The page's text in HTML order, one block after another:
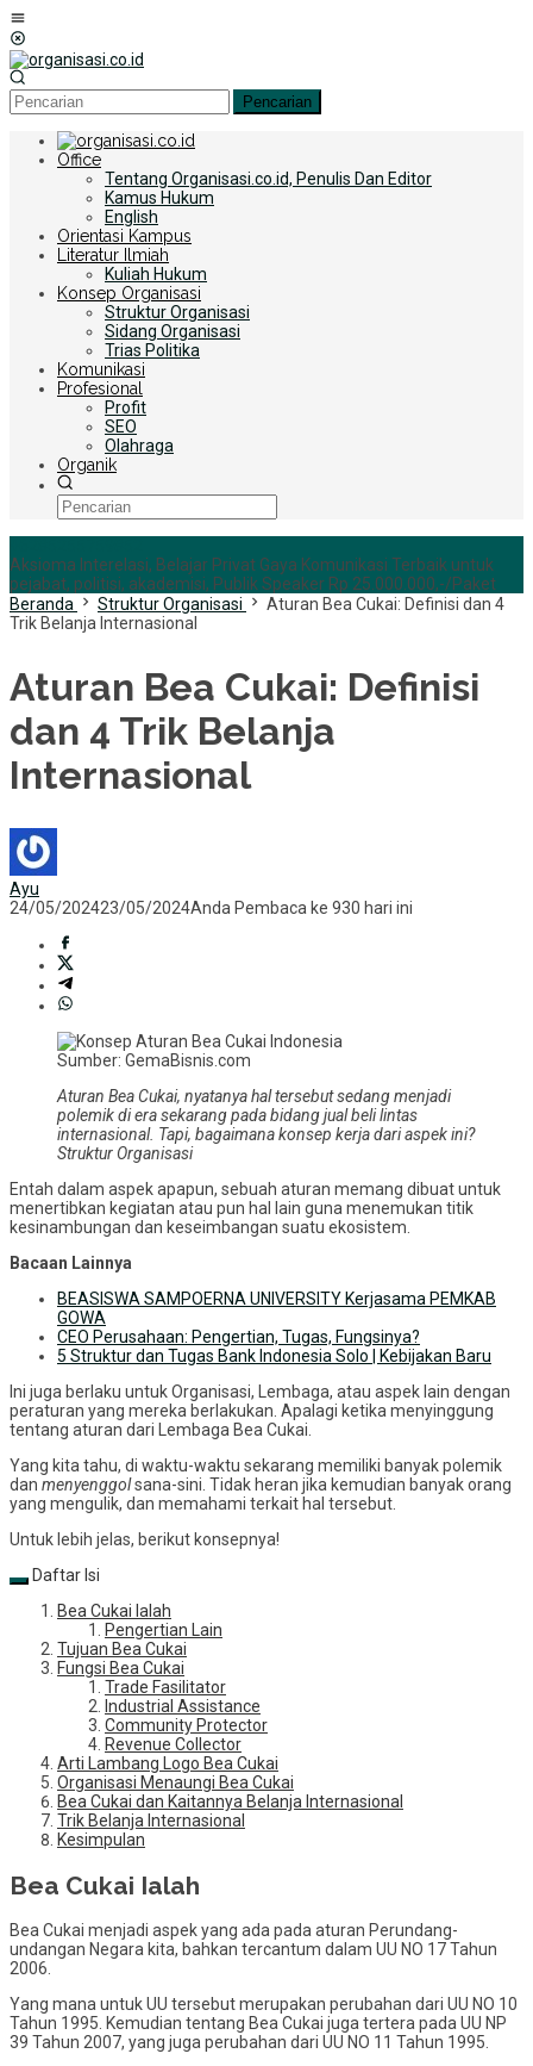
Loncat
ke
konten
Pencarian
Office
Tentang Organisasi.co.id, Penulis Dan Editor
Kamus Hukum
English
Orientasi Kampus
Literatur Ilmiah
Kuliah Hukum
Konsep Organisasi
Struktur Organisasi
Sidang Organisasi
Trias Politika
Komunikasi
Profesional
Profit
SEO
Olahraga
Organik
Aksioma Interelasi, Belajar Privat Gaya Komunikasi Terbaik untuk
pejabat, politisi, akademisi, Publik Speaker Rp 25.000.000,-/Paket
Beranda
Struktur Organisasi
Aturan Bea Cukai: Definisi dan 4
Trik Belanja Internasional
Aturan Bea Cukai: Definisi
dan 4 Trik Belanja
Internasional
Ayu
24/05/202423/05/2024Anda Pembaca ke 930 hari ini
Sumber: GemaBisnis.com
Aturan Bea Cukai, nyatanya hal tersebut sedang menjadi
polemik di era sekarang pada bidang jual beli lintas
internasional. Tapi, bagaimana konsep kerja dari aspek ini?
Struktur Organisasi
Entah dalam aspek apapun, sebuah aturan memang dibuat untuk
menertibkan kegiatan atau pun hal lain guna menemukan titik
kesinambungan dan keseimbangan suatu ekosistem.
Bacaan Lainnya
BEASISWA SAMPOERNA UNIVERSITY Kerjasama PEMKAB
GOWA
CEO Perusahaan: Pengertian, Tugas, Fungsinya?
5 Struktur dan Tugas Bank Indonesia Solo | Kebijakan Baru
Ini juga berlaku untuk Organisasi, Lembaga, atau aspek lain dengan
peraturan yang mereka berlakukan. Apalagi ketika menyinggung
tentang aturan dari Lembaga Bea Cukai.
Yang kita tahu, di waktu-waktu sekarang memiliki banyak polemik
dan menyenggolsana-sini. Tidak heran jika kemudian banyak orang
yang mengulik, dan memahami terkait hal tersebut.
Untuk lebih jelas, berikut konsepnya!
Daftar Isi
Bea Cukai Ialah
Pengertian Lain
Tujuan Bea Cukai
Fungsi Bea Cukai
Trade Fasilitator
Industrial Assistance
Community Protector
Revenue Collector
Arti Lambang Logo Bea Cukai
Organisasi Menaungi Bea Cukai
Bea Cukai dan Kaitannya Belanja Internasional
Trik Belanja Internasional
Kesimpulan
Bea Cukai Ialah
Bea Cukai menjadi aspek yang ada pada aturan Perundang-
undangan Negara kita, bahkan tercantum dalam UU NO 17 Tahun
2006.
Yang mana untuk UU tersebut merupakan perubahan dari UU NO 10
Tahun 1995. Kemudian tentang Bea Cukai juga tertera pada UU NP
39 Tahun 2007, yang juga perubahan dari UU NO 11 Tahun 1995.